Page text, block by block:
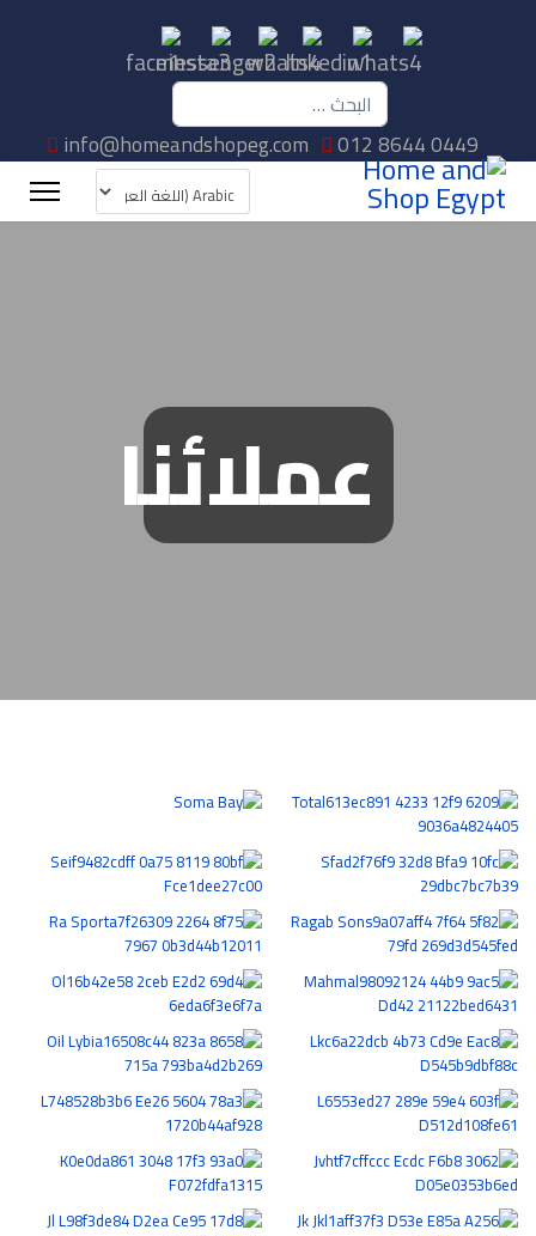
البحث
012 8644 0449
info@homeandshopeg.com
عملائنا